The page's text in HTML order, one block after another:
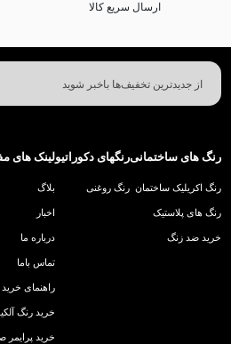
ارسال سریع کالا
رنگ های ساختمانی
رنگ اکریلیک ساختمان
رنگ های پلاستیک
خرید ضد زنگ
رنگهای دکوراتیو
رنگ روغنی
لینک های
بلاگ
اخبار
درباره ما
تماس باما
راهنمای خرید
خرید رنگ
خرید پرایمر